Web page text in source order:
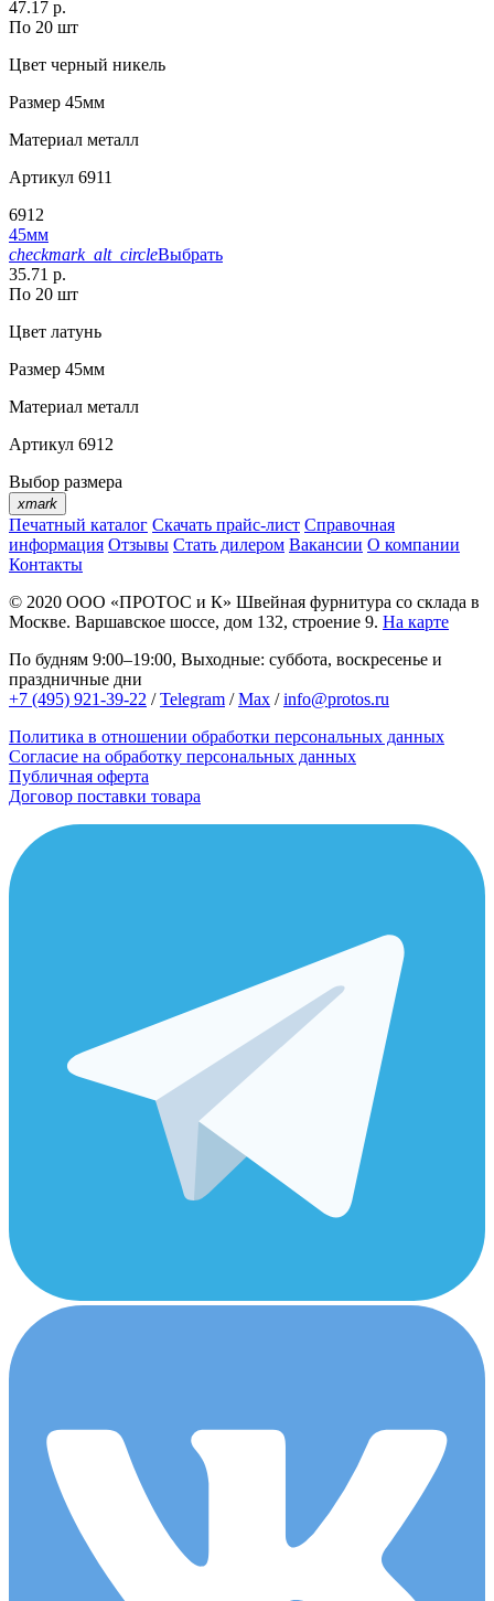
47.17 р.
По 20 шт
Цвет черный никель
Размер 45мм
Материал металл
Артикул 6911
6912
45мм
checkmark_alt_circleВыбрать
35.71 р.
По 20 шт
Цвет латунь
Размер 45мм
Материал металл
Артикул 6912
Выбор размера
xmark
Печатный каталог Скачать прайс-лист Справочная
информация Отзывы Стать дилером Вакансии О компании
Контакты
© 2020 ООО «ПРОТОС и К» Швейная фурнитура со склада в
Москве. Варшавское шоссе, дом 132, строение 9. На карте
По будням 9:00–19:00, Выходные: суббота, воскресенье и
праздничные дни
+7 (495) 921-39-22 /Telegram /Max /info@protos.ru
Политика в отношении обработки персональных данных
Согласие на обработку персональных данных
Публичная оферта
Договор поставки товара